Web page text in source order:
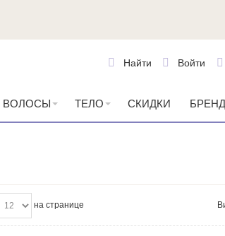
Войти
Найти
ВОЛОСЫ ТЕЛО СКИДКИ
на странице